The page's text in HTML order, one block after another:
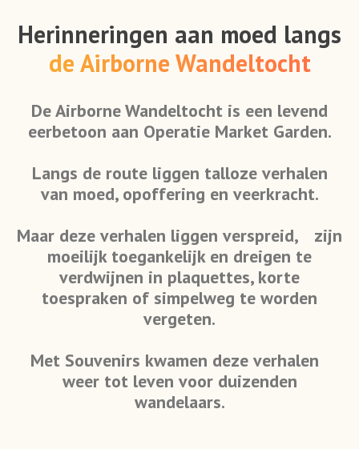
Herinneringen aan moed langs
de Airborne Wandeltocht
De Airborne Wandeltocht is een levend
eerbetoon aan Operatie Market Garden.
Langs de route liggen talloze verhalen
van moed, opoffering en veerkracht.
Maar deze verhalen liggen verspreid, zijn
moeilijk toegankelijk en dreigen te
verdwijnen in plaquettes, korte
toespraken of simpelweg te worden
vergeten.
Met Souvenirs kwamen deze verhalen
weer tot leven voor duizenden
wandelaars.